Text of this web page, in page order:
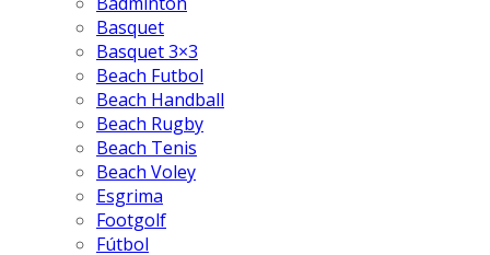
Basquet
Basquet 3×3
Beach Futbol
Beach Handball
Beach Rugby
Beach Tenis
Beach Voley
Esgrima
Footgolf
Fútbol